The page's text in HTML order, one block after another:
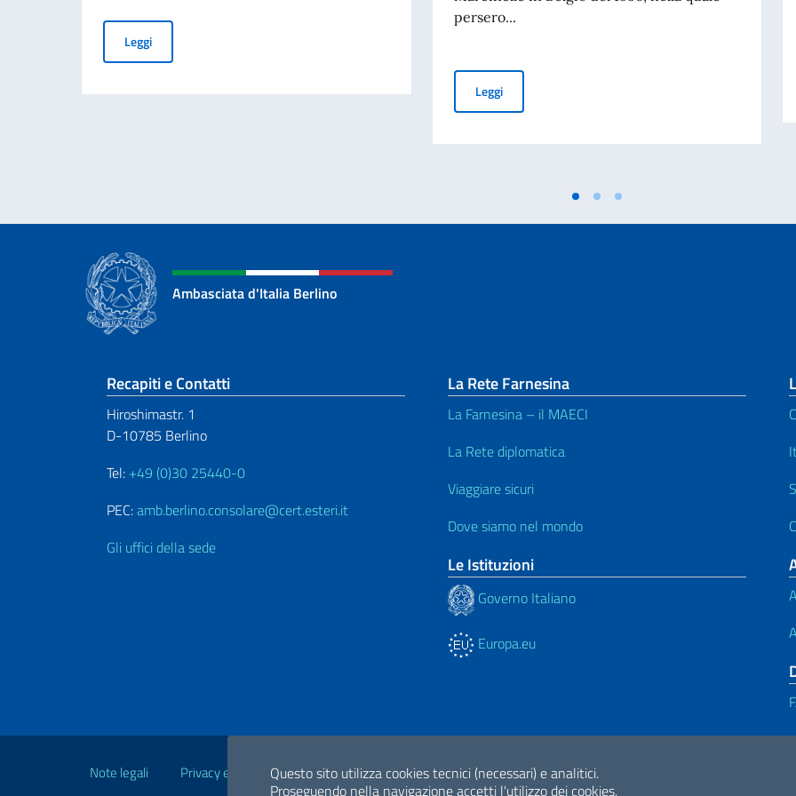
Questo sito utilizza cookies tecnici (necessari) e analitici.
Proseguendo nella navigazione accetti l'utilizzo dei cookies.
LeggiElezioni dei COMITES 2026
persero...
Leggi8 Agosto: Giornata nazionale del sacrificio del lavoro
Ambasciata d'Italia Berlino
Sezione footer
Recapiti e Contatti
Hiroshimastr. 1
D-10785 Berlino
Tel: +49 (0)30 25440-0
PEC:amb.berlino.consolare@cert.esteri.it
Gli uffici della sede
La Rete Farnesina
La Farnesina – il MAECI
La Rete diplomatica
Viaggiare sicuri
Dove siamo nel mondo
Le Istituzioni
Governo Italiano
Europa.eu
Note legali Privacy e cookie policy Dichiarazione di Accessibilità
2026 Copyright